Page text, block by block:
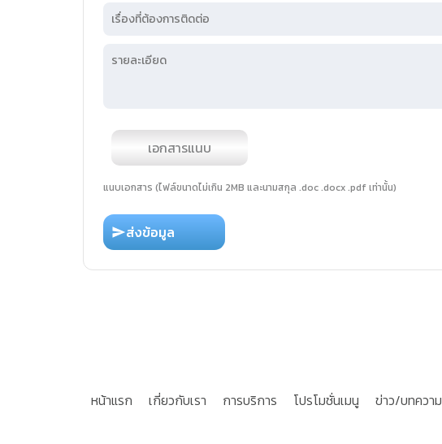
เอกสารแนบ
แนบเอกสาร (ไฟล์ขนาดไม่เกิน 2MB และนามสกุล .doc .docx .pdf เท่านั้น)
ส่งข้อมูล
หน้าแรก เกี่ยวกับเรา การบริการ โปรโมชั่นเมนู ข่าว/บทความ